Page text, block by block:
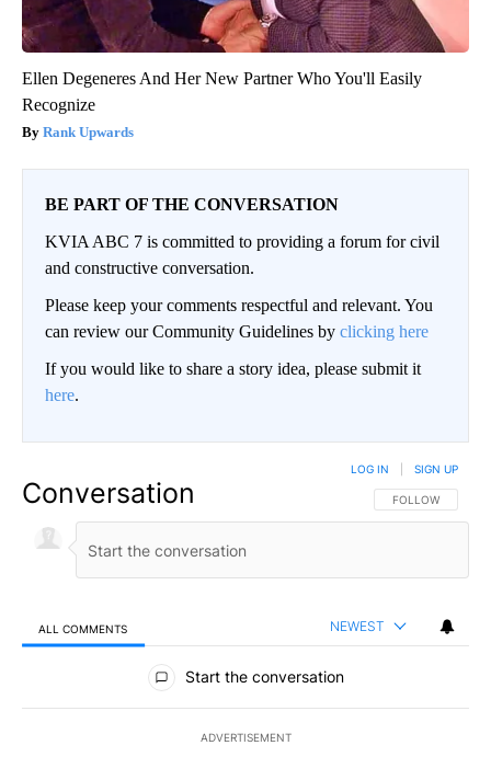
Ellen Degeneres And Her New Partner Who You'll Easily
Recognize
Rank Upwards
BE PART OF THE CONVERSATION
KVIA ABC 7 is committed to providing a forum for civil
and constructive conversation.
Please keep your comments respectful and relevant. You
can review our Community Guidelines by clicking here
If you would like to share a story idea, please submit it
here.
Conversation FOLLOW THIS
FOLLOW
LOG IN SIGN UP
ALL COMMENTS NEWEST
All Comments
Start the conversation
ADVERTISEMENT